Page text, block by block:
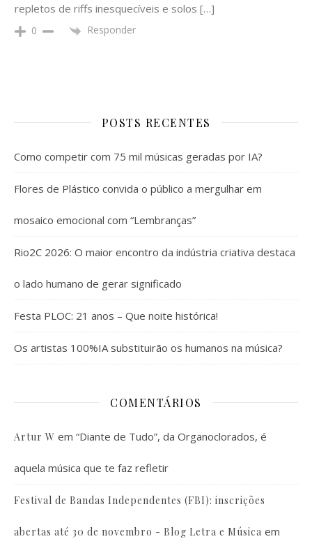
repletos de riffs inesquecíveis e solos […]
0 Responder
POSTS RECENTES
Como competir com 75 mil músicas geradas por IA?
Flores de Plástico convida o público a mergulhar em
mosaico emocional com “Lembranças”
Rio2C 2026: O maior encontro da indústria criativa destaca
o lado humano de gerar significado
Festa PLOC: 21 anos – Que noite histórica!
Os artistas 100%IA substituirão os humanos na música?
COMENTÁRIOS
Artur W em “Diante de Tudo”, da Organoclorados, é
aquela música que te faz refletir
Festival de Bandas Independentes (FBI): inscrições
abertas até 30 de novembro - Blog Letra e Música em